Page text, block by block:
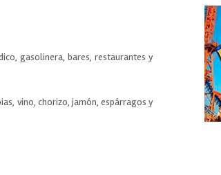
gasolinera, bares, restaurantes y
vino, chorizo, jamón, espárragos y